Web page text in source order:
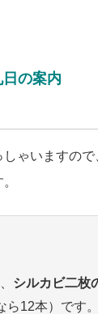
の案内
ゃいますので
シルカビ二枚
12本）です。